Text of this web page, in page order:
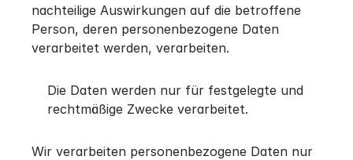
nachteilige Auswirkungen auf die betroffene
Person, deren personenbezogene Daten
verarbeitet werden, verarbeiten.
Die Daten werden nur für festgelegte und
rechtmäßige Zwecke verarbeitet.
Wir verarbeiten personenbezogene Daten nur